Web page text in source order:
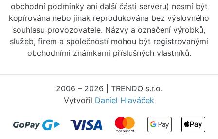
obchodní podmínky ani další části serveru) nesmí být
kopírována nebo jinak reprodukována bez výslovného
souhlasu provozovatele. Názvy a označení výrobků,
služeb, firem a společností mohou být registrovanými
obchodními známkami příslušných vlastníků.
2006 – 2026 | TRENDO s.r.o.
Vytvořil Daniel Hlaváček